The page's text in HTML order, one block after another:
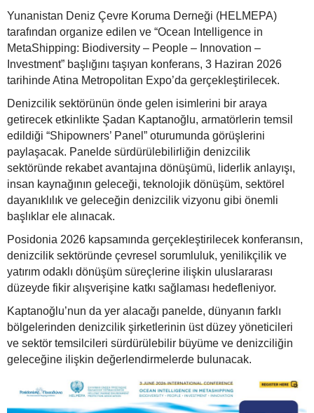
Yunanistan Deniz Çevre Koruma Derneği (HELMEPA)
tarafından organize edilen ve “Ocean Intelligence in
MetaShipping: Biodiversity – People – Innovation –
Investment” başlığını taşıyan konferans, 3 Haziran 2026
tarihinde Atina Metropolitan Expo’da gerçekleştirilecek.
Denizcilik sektörünün önde gelen isimlerini bir araya
getirecek etkinlikte Şadan Kaptanoğlu, armatörlerin temsil
edildiği “Shipowners’ Panel” oturumunda görüşlerini
paylaşacak. Panelde sürdürülebilirliğin denizcilik
sektöründe rekabet avantajına dönüşümü, liderlik anlayışı,
insan kaynağının geleceği, teknolojik dönüşüm, sektörel
dayanıklılık ve geleceğin denizcilik vizyonu gibi önemli
başlıklar ele alınacak.
Posidonia 2026 kapsamında gerçekleştirilecek konferansın,
denizcilik sektöründe çevresel sorumluluk, yenilikçilik ve
yatırım odaklı dönüşüm süreçlerine ilişkin uluslararası
düzeyde fikir alışverişine katkı sağlaması hedefleniyor.
Kaptanoğlu’nun da yer alacağı panelde, dünyanın farklı
bölgelerinden denizcilik şirketlerinin üst düzey yöneticileri
ve sektör temsilcileri sürdürülebilir büyüme ve denizciliğin
geleceğine ilişkin değerlendirmelerde bulunacak.